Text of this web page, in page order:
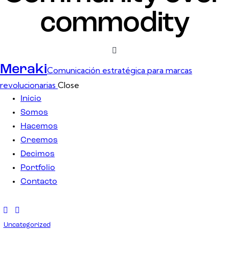
commodity
MerakiComunicación estratégica para marcas
revolucionarias Close
Inicio
Somos
Hacemos
Creemos
Decimos
Portfolio
Contacto
Uncategorized